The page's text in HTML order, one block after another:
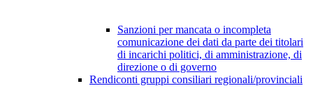
Sanzioni per mancata o incompleta
comunicazione dei dati da parte dei titolari
di incarichi politici, di amministrazione, di
direzione o di governo
Rendiconti gruppi consiliari regionali/provinciali